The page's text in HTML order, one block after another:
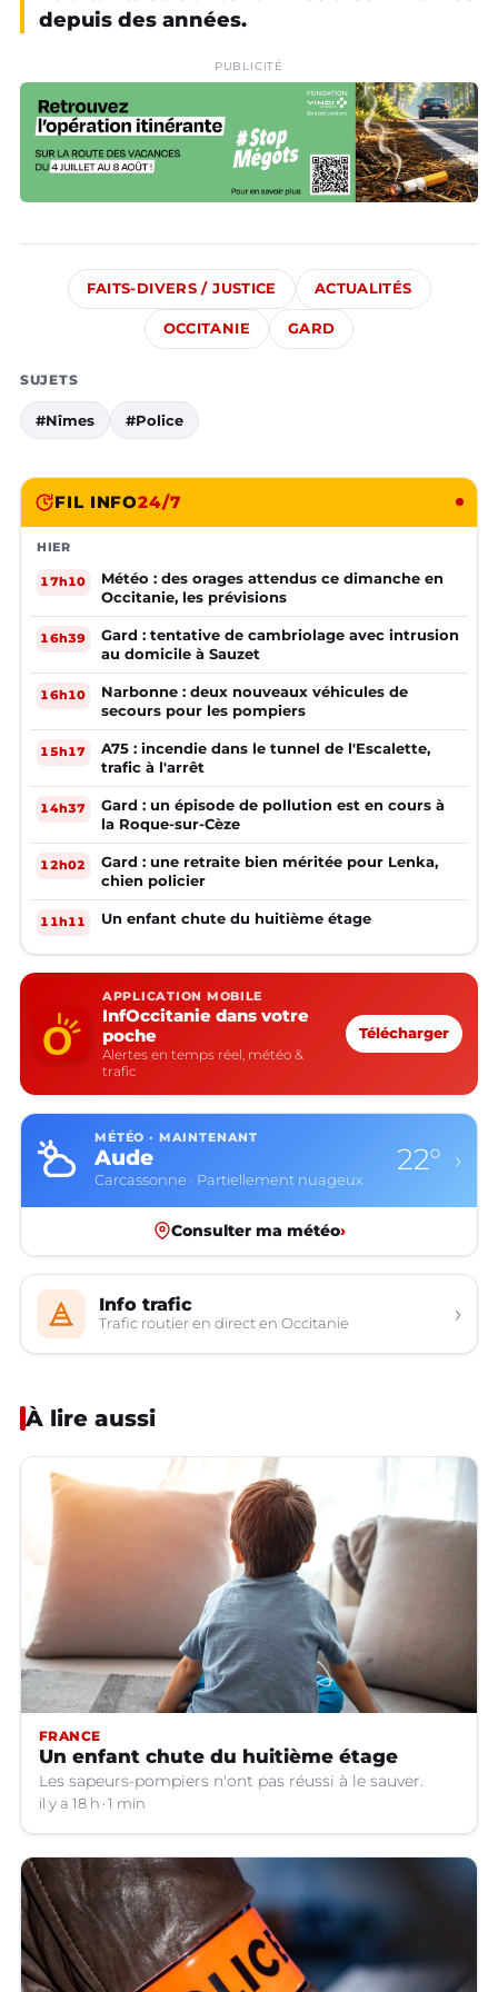
depuis des années.
PUBLICITÉ
FAITS-DIVERS / JUSTICE ACTUALITÉS
OCCITANIE GARD
SUJETS
#Nîmes #Police
FIL INFO24/7
HIER
17h10
Météo : des orages attendus ce dimanche en
Occitanie, les prévisions
16h39
Gard : tentative de cambriolage avec intrusion
au domicile à Sauzet
16h10
Narbonne : deux nouveaux véhicules de
secours pour les pompiers
15h17
A75 : incendie dans le tunnel de l'Escalette,
trafic à l'arrêt
14h37
Gard : un épisode de pollution est en cours à
la Roque-sur-Cèze
12h02
Gard : une retraite bien méritée pour Lenka,
chien policier
11h11 Un enfant chute du huitième étage
APPLICATION MOBILE
InfOccitanie dans votre
poche
Alertes en temps réel, météo &
trafic
Télécharger
MÉTÉO · MAINTENANT
Aude
Carcassonne · Partiellement nuageux
22° ›
Consulter ma météo›
Info trafic
Trafic routier en direct en Occitanie ›
À lire aussi
FRANCE
Un enfant chute du huitième étage
Les sapeurs-pompiers n'ont pas réussi à le sauver.
il y a 18 h 1 min